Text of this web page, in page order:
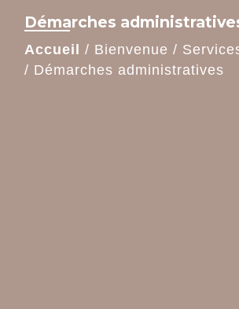
Démarches
Accueil / Bienvenue /
/ Démarches administratives